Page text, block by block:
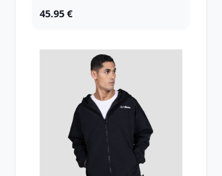
45.95 €